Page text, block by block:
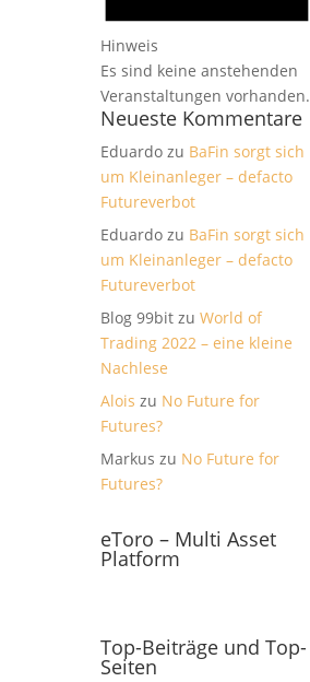
Hinweis
Es sind keine anstehenden
Veranstaltungen vorhanden.
Neueste Kommentare
Eduardo zu BaFin sorgt sich
um Kleinanleger – defacto
Futureverbot
Eduardo zu BaFin sorgt sich
um Kleinanleger – defacto
Futureverbot
Blog 99bit zuWorld of
Trading 2022 – eine kleine
Nachlese
Alois zu No Future for
Futures?
Markus zu No Future for
Futures?
eToro – Multi Asset
Platform
Top-Beiträge und Top-
Seiten